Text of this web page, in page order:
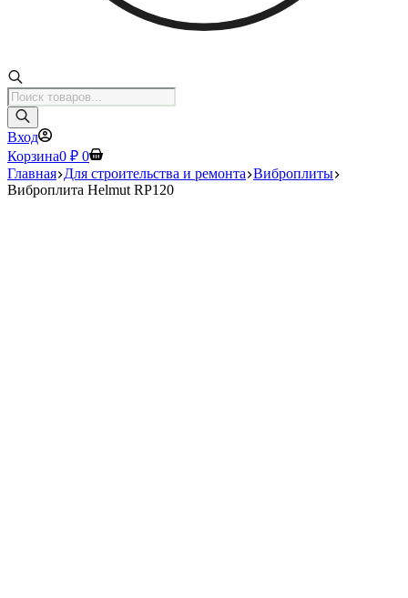
Поиск
товаров
Вход
Корзина0 ₽ 0
Главная Для строительства и ремонта Виброплиты
Виброплита Helmut RP120